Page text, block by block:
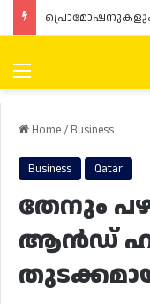
Menu
Home/ Business
Business Qatar
തേനും
ആൻഡ്